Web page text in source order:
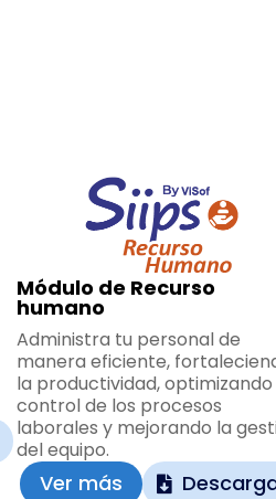
Módulo de Recurso
humano
Administra tu personal de
manera eficiente,
la productividad,
control de los procesos
laborales y mejorando la
del equipo.
Ver más